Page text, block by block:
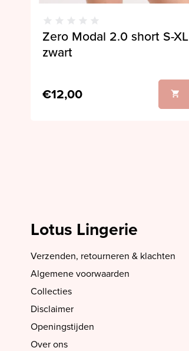
Zero Modal 2.0 short S-XL
zwart
€12,00
Lotus Lingerie
Verzenden, retourneren & klachten
Algemene voorwaarden
Collecties
Disclaimer
Openingstijden
Over ons